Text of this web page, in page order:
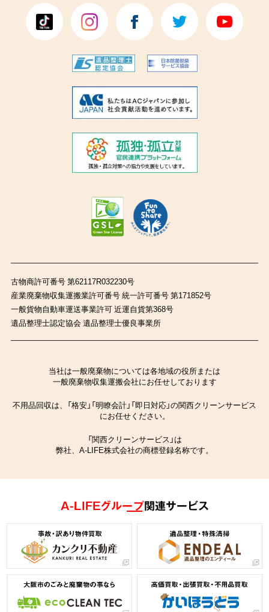
古物商許可番号 第62117R032230号
産業廃棄物収集運搬業許可番号 統一許可番号 第171852号
一般貨物自動車運送事業許可 近運自貨第368号
遺品整理士認定協会 遺品整理士優良事業所
当社は一般廃棄物については各地域の役所または
一般廃棄物収集運搬会社にお任せしております
不用品回収は、「格安」「明瞭会計」「即日対応」の関西クリーンサービス
にお任せください。
「関西クリーンサービス」は
弊社、A-LIFE株式会社の商標登録名称です。
A-LIFEグループ関連サービス